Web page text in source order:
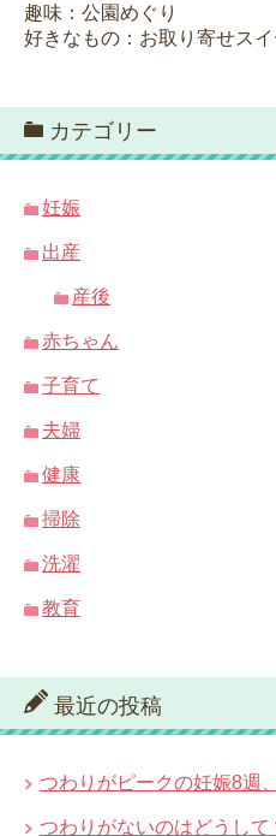
趣味：公園めぐり
好きなもの：お取り寄せス
カテゴリー
妊娠
出産
産後
赤ちゃん
子育て
夫婦
健康
掃除
洗濯
教育
最近の投稿
つわりがピークの妊娠8週
つわりがないのはどうして